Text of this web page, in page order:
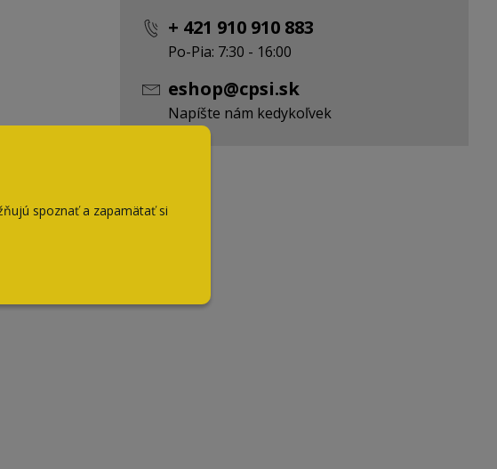
spoznať a zapamätať si
+ 421 910 910 883
Po-Pia: 7:30 - 16:00
eshop@cpsi.sk
Napíšte nám kedykoľvek